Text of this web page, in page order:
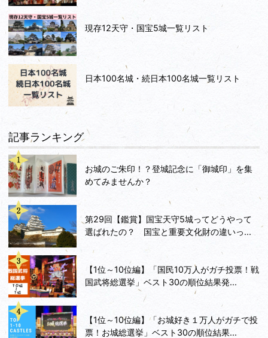
現存12天守・国宝5城一覧リスト
日本100名城・続日本100名城一覧リスト
記事ランキング
お城のご朱印！？登城記念に「御城印」を集
めてみませんか？
第29回【鑑賞】国宝天守5城ってどうやって
選ばれたの？ 国宝と重要文化財の違いっ...
【1位～10位編】「国民10万人がガチ投票！戦
国武将総選挙」ベスト30の順位結果発...
【1位～10位編】「お城好き１万人がガチで投
票！お城総選挙」ベスト30の順位結果...